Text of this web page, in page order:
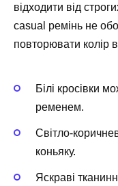
відходити від
casual ремінь не
повторювати колір
Білі кросівки
ременем.
Світло-
коньяку.
Яскраві